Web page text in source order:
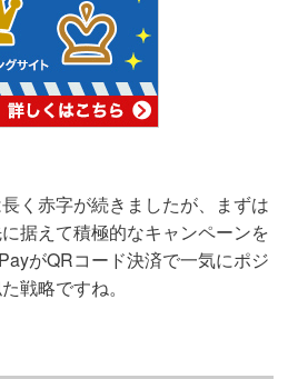
く赤字が続きましたが、まずは
据えて積極的なキャンペーンを
がQRコード決済で一気にポジ
戦略ですね。